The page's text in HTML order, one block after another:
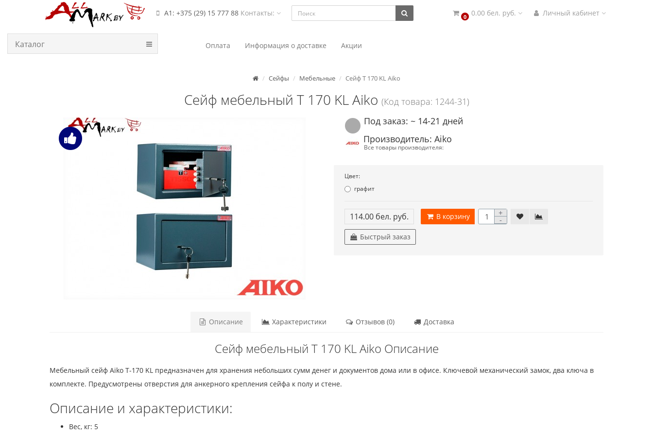
А1: +375 (29) 15 777 88 Контакты: 0 0.00 бел. руб. Личный кабинет
Каталог Оплата Информация о доставке Акции
Сейфы Мебельные Сейф T 170 KL Aiko
Сейф мебельный T 170 KL Aiko (Код товара: 1244-31)
Под заказ: ~ 14-21 дней
Производитель: Aiko
Все товары производителя:
Цвет:
графит
114.00 бел. руб. В корзину +
-
Быстрый заказ
Описание Характеристики Отзывов (0) Доставка
Сейф мебельный T 170 KL Aiko Описание
Мебельный сейф Aiko T-170 KL предназначен для хранения небольших сумм денег и документов дома или в офисе. Ключевой механический замок, два ключа в
комплекте. Предусмотрены отверстия для анкерного крепления сейфа к полу и стене.
Описание и характеристики:
Вес, кг: 5